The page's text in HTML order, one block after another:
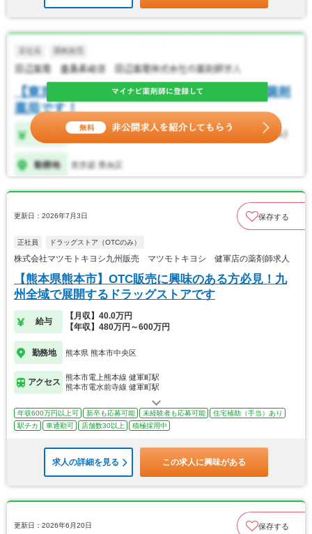
更新日：2026年7月3日 保存する
正社員 ドラッグストア（OTCのみ）
株式会社マツモトキヨシ九州販売 マツモトキヨシ 健軍店の薬剤師求人
【熊本県熊本市】OTC販売に興味のある方必見！九
州全域で展開するドラッグストアです
給与
【月収】40.0万円
【年収】480万円～600万円
勤務地 熊本県 熊本市中央区
アクセス
熊本市電上熊本線 健軍町駅
熊本市電水前寺線 健軍町駅
年収600万円以上可 新卒も応募可能 未経験者も応募可能
住宅補助（手当）あり
駅チカ
車通勤可 店舗数30以上 積極採用中
求人の詳細を見る この求人に興味がある
更新日：2026年6月20日 保存する